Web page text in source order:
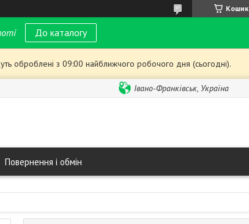
Кошик
До каталогу
оброблені з 09:00 найближчого робочого дня (сьогодні).
Івано-Франківськ, Україна
Повернення і обмін